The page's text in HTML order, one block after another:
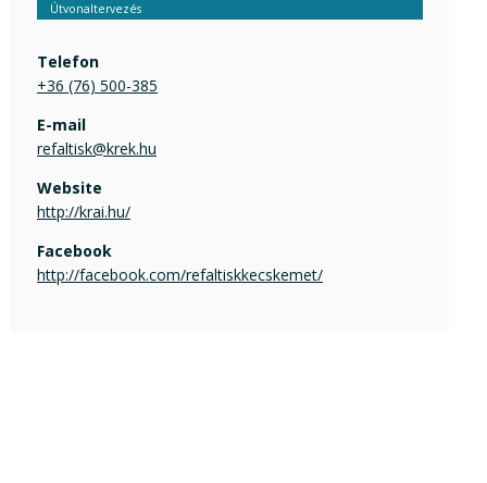
Útvonaltervezés
Telefon
+36 (76) 500-385
E-mail
refaltisk@krek.hu
Website
http://krai.hu/
Facebook
http://facebook.com/refaltiskkecskemet/